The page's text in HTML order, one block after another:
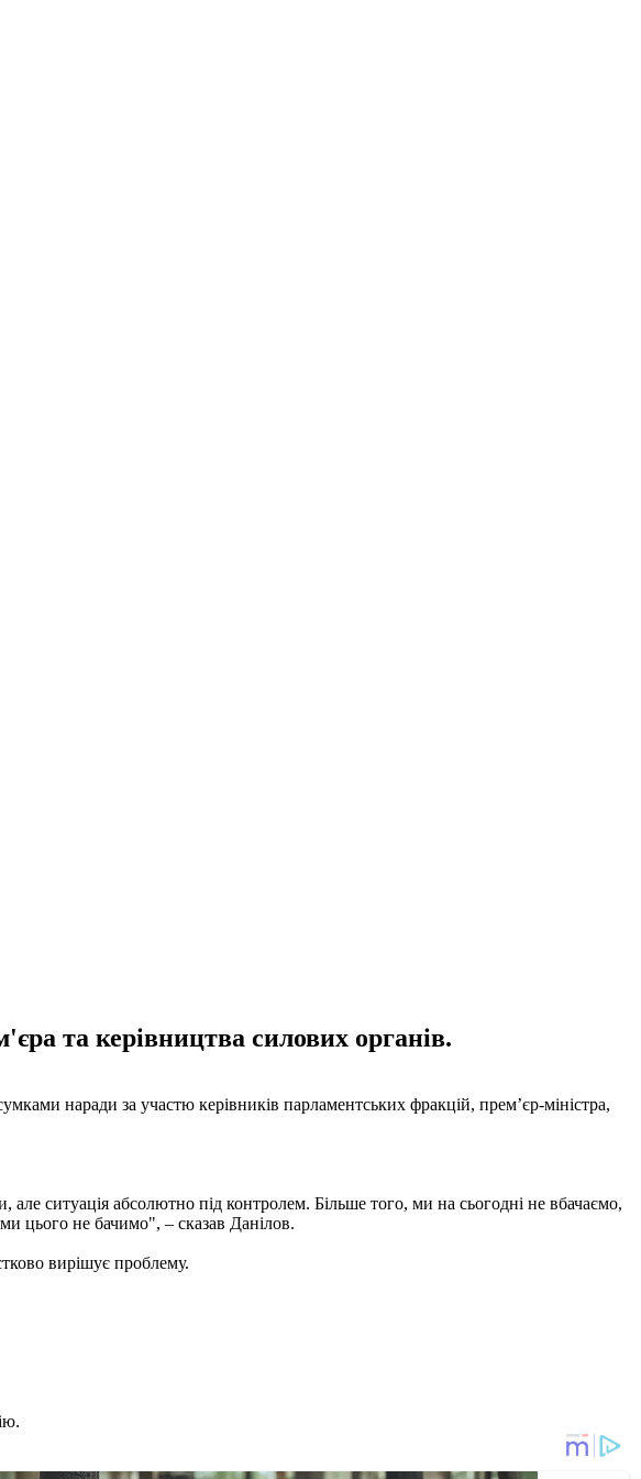
та керівництва силових органів.
наради за участю керівників парламентських фракцій, прем’єр-міністра,
ситуація абсолютно під контролем. Більше того, ми на сьогодні не вбачаємо,
цього не бачимо", – сказав Данілов.
вирішує проблему.